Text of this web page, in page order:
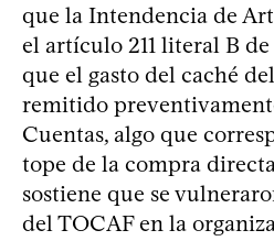
que la Intendencia de
el artículo 211 literal B
que el gasto del caché
remitido
Cuentas, algo que
tope de la compra
sostiene que se
del TOCAF en la